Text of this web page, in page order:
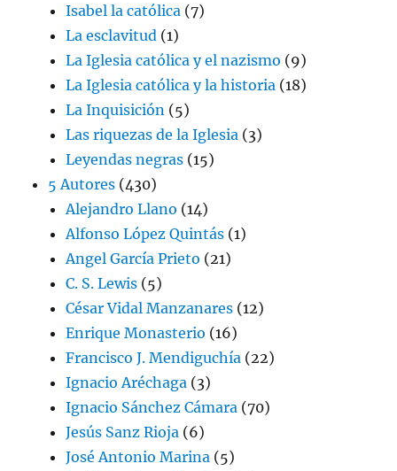
Isabel la católica (7)
La esclavitud (1)
La Iglesia católica y el nazismo (9)
La Iglesia católica y la historia (18)
La Inquisición (5)
Las riquezas de la Iglesia (3)
Leyendas negras (15)
5 Autores (430)
Alejandro Llano (14)
Alfonso López Quintás (1)
Angel García Prieto (21)
C. S. Lewis (5)
César Vidal Manzanares (12)
Enrique Monasterio (16)
Francisco J. Mendiguchía (22)
Ignacio Aréchaga (3)
Ignacio Sánchez Cámara (70)
Jesús Sanz Rioja (6)
José Antonio Marina (5)